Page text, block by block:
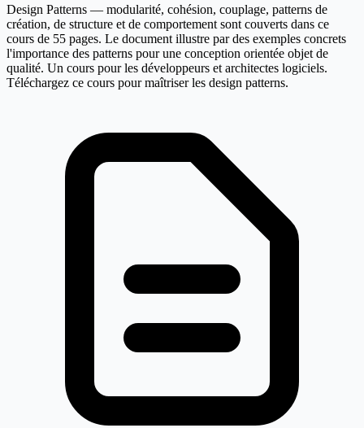
Design Patterns — modularité, cohésion, couplage, patterns de
création, de structure et de comportement sont couverts dans ce
cours de 55 pages. Le document illustre par des exemples concrets
l'importance des patterns pour une conception orientée objet de
qualité. Un cours pour les développeurs et architectes logiciels.
Téléchargez ce cours pour maîtriser les design patterns.